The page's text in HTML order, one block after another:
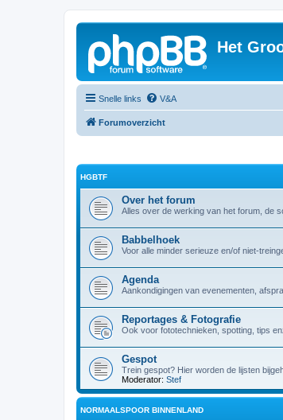
Het
Snelle links V&A
Forumoverzicht
HGBTF
Over het forum
Alles over de werking van het forum, de
Babbelhoek
Voor alle minder serieuze en/of niet-
Agenda
Aankondigingen van evenementen,
Reportages & Fotografie
Ook voor fototechnieken, spotting, tips
Gespot
Trein gespot? Hier worden de lijsten
Moderator: Stef
NORMAALSPOOR BINNENLAND